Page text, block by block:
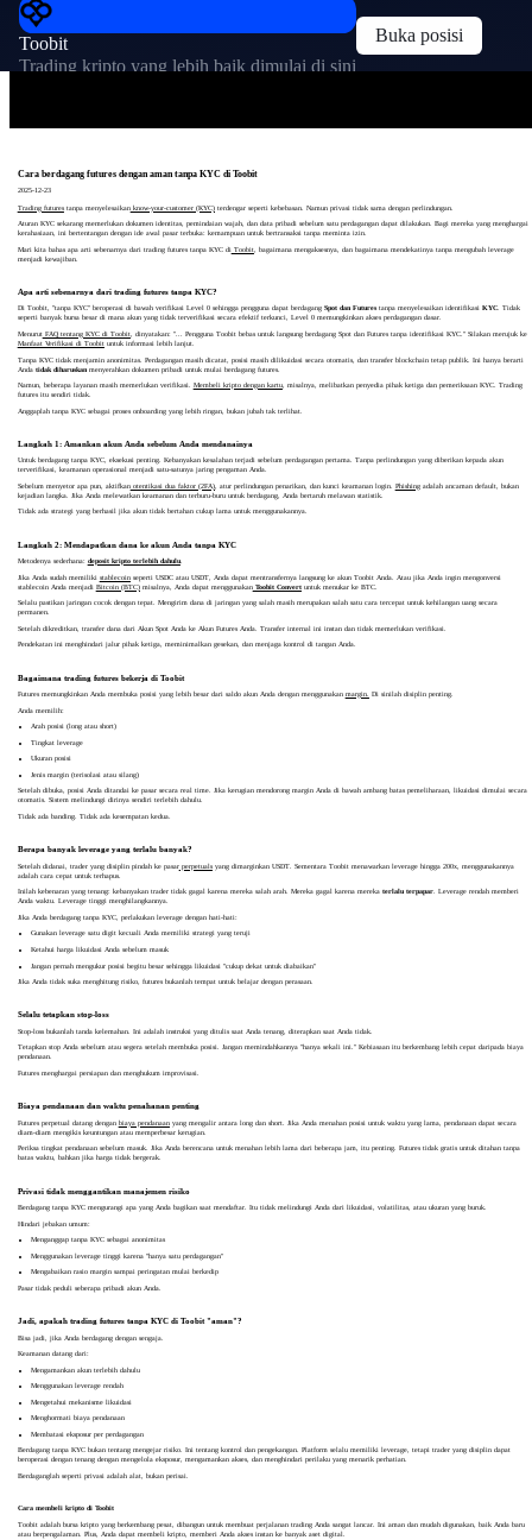
Toobit
Trading kripto yang lebih baik dimulai di sini
Buka posisi
Cara berdagang futures dengan aman tanpa KYC di Toobit
2025-12-23
Trading futurestanpa menyelesaikanknow-your-customer (KYC)terdengar seperti kebebasan. Namun privasi tidak sama dengan perlindungan.
Aturan KYC sekarang memerlukan dokumen identitas, pemindaian wajah, dan data pribadi sebelum satu perdagangan dapat dilakukan. Bagi mereka yang menghargai
kerahasiaan, ini bertentangan dengan ide awal pasar terbuka: kemampuan untuk bertransaksi tanpa meminta izin.
Mari kita bahas apa arti sebenarnya dari trading futures tanpa KYC di Toobit, bagaimana mengaksesnya, dan bagaimana mendekatinya tanpa mengubah leverage
menjadi kewajiban.
Apa arti sebenarnya dari trading futures tanpa KYC?
Di Toobit, "tanpa KYC" beroperasi di bawah verifikasi Level 0 sehingga pengguna dapat berdagang Spot dan Futurestanpa menyelesaikan identifikasi KYC. Tidak
seperti banyak bursa besar di mana akun yang tidak terverifikasi secara efektif terkunci, Level 0 memungkinkan akses perdagangan dasar.
MenurutFAQ tentang KYC di Toobit, dinyatakan: "... Pengguna Toobit bebas untuk langsung berdagang Spot dan Futures tanpa identifikasi KYC." Silakan merujuk ke
Manfaat Verifikasi di Toobituntuk informasi lebih lanjut.
Tanpa KYC tidak menjamin anonimitas. Perdagangan masih dicatat, posisi masih dilikuidasi secara otomatis, dan transfer blockchain tetap publik. Ini hanya berarti
Anda tidak diharuskanmenyerahkan dokumen pribadi untuk mulai berdagang futures.
Namun, beberapa layanan masih memerlukan verifikasi. Membeli kripto dengan kartu, misalnya, melibatkan penyedia pihak ketiga dan pemeriksaan KYC. Trading
futures itu sendiri tidak.
Anggaplah tanpa KYC sebagai proses onboarding yang lebih ringan, bukan jubah tak terlihat.
Langkah 1: Amankan akun Anda sebelum Anda mendanainya
Untuk berdagang tanpa KYC, eksekusi penting. Kebanyakan kesalahan terjadi sebelum perdagangan pertama. Tanpa perlindungan yang diberikan kepada akun
terverifikasi, keamanan operasional menjadi satu-satunya jaring pengaman Anda.
Sebelum menyetor apa pun, aktifkanotentikasi dua faktor (2FA), atur perlindungan penarikan, dan kunci keamanan login. Phishingadalah ancaman default, bukan
kejadian langka. Jika Anda melewatkan keamanan dan terburu-buru untuk berdagang, Anda bertaruh melawan statistik.
Tidak ada strategi yang berhasil jika akun tidak bertahan cukup lama untuk menggunakannya.
Langkah 2: Mendapatkan dana ke akun Anda tanpa KYC
Metodenya sederhana: deposit kripto terlebih dahulu.
Jika Anda sudah memiliki stablecoinseperti USDC atau USDT, Anda dapat mentransfernya langsung ke akun Toobit Anda. Atau jika Anda ingin mengonversi
stablecoin Anda menjadi Bitcoin (BTC)misalnya, Anda dapat menggunakan Toobit Convertuntuk menukar ke BTC.
Selalu pastikan jaringan cocok dengan tepat. Mengirim dana di jaringan yang salah masih merupakan salah satu cara tercepat untuk kehilangan uang secara
permanen.
Setelah dikreditkan, transfer dana dari Akun Spot Anda ke Akun Futures Anda. Transfer internal ini instan dan tidak memerlukan verifikasi.
Pendekatan ini menghindari jalur pihak ketiga, meminimalkan gesekan, dan menjaga kontrol di tangan Anda.
Bagaimana trading futures bekerja di Toobit
Futures memungkinkan Anda membuka posisi yang lebih besar dari saldo akun Anda dengan menggunakan margin. Di sinilah disiplin penting.
Anda memilih:
Arah posisi (long atau short)
Tingkat leverage
Ukuran posisi
Jenis margin (terisolasi atau silang)
Setelah dibuka, posisi Anda ditandai ke pasar secara real time. Jika kerugian mendorong margin Anda di bawah ambang batas pemeliharaan, likuidasi dimulai secara
otomatis. Sistem melindungi dirinya sendiri terlebih dahulu.
Tidak ada banding. Tidak ada kesempatan kedua.
Berapa banyak leverage yang terlalu banyak?
Setelah didanai, trader yang disiplin pindah ke pasarperpetualsyang dimarginkan USDT. Sementara Toobit menawarkan leverage hingga 200x, menggunakannya
adalah cara cepat untuk terhapus.
Inilah kebenaran yang tenang: kebanyakan trader tidak gagal karena mereka salah arah. Mereka gagal karena mereka terlalu terpapar. Leverage rendah memberi
Anda waktu. Leverage tinggi menghilangkannya.
Jika Anda berdagang tanpa KYC, perlakukan leverage dengan hati-hati:
Gunakan leverage satu digit kecuali Anda memiliki strategi yang teruji
Ketahui harga likuidasi Anda sebelum masuk
Jangan pernah mengukur posisi begitu besar sehingga likuidasi "cukup dekat untuk diabaikan"
Jika Anda tidak suka menghitung risiko, futures bukanlah tempat untuk belajar dengan perasaan.
Selalu tetapkan stop-loss
Stop-loss bukanlah tanda kelemahan. Ini adalah instruksi yang ditulis saat Anda tenang, diterapkan saat Anda tidak.
Tetapkan stop Anda sebelum atau segera setelah membuka posisi. Jangan memindahkannya "hanya sekali ini." Kebiasaan itu berkembang lebih cepat daripada biaya
pendanaan.
Futures menghargai persiapan dan menghukum improvisasi.
Biaya pendanaan dan waktu penahanan penting
Futures perpetual datang dengan biaya pendanaanyang mengalir antara long dan short. Jika Anda menahan posisi untuk waktu yang lama, pendanaan dapat secara
diam-diam mengikis keuntungan atau memperbesar kerugian.
Periksa tingkat pendanaan sebelum masuk. Jika Anda berencana untuk menahan lebih lama dari beberapa jam, itu penting. Futures tidak gratis untuk ditahan tanpa
batas waktu, bahkan jika harga tidak bergerak.
Privasi tidak menggantikan manajemen risiko
Berdagang tanpa KYC mengurangi apa yang Anda bagikan saat mendaftar. Itu tidak melindungi Anda dari likuidasi, volatilitas, atau ukuran yang buruk.
Hindari jebakan umum:
Menganggap tanpa KYC sebagai anonimitas
Menggunakan leverage tinggi karena "hanya satu perdagangan"
Mengabaikan rasio margin sampai peringatan mulai berkedip
Pasar tidak peduli seberapa pribadi akun Anda.
Jadi, apakah trading futures tanpa KYC di Toobit "aman"?
Bisa jadi, jika Anda berdagang dengan sengaja.
Keamanan datang dari:
Mengamankan akun terlebih dahulu
Menggunakan leverage rendah
Mengetahui mekanisme likuidasi
Menghormati biaya pendanaan
Membatasi eksposur per perdagangan
Berdagang tanpa KYC bukan tentang mengejar risiko. Ini tentang kontrol dan pengekangan. Platform selalu memiliki leverage, tetapi trader yang disiplin dapat
beroperasi dengan tenang dengan mengelola eksposur, mengamankan akses, dan menghindari perilaku yang menarik perhatian.
Berdaganglah seperti privasi adalah alat, bukan perisai.
Cara membeli kripto di Toobit
Toobit adalah bursa kripto yang berkembang pesat, dibangun untuk membuat perjalanan trading Anda sangat lancar. Ini aman dan mudah digunakan, baik Anda baru
atau berpengalaman. Plus, Anda dapat membeli kripto, memberi Anda akses instan ke banyak aset digital.